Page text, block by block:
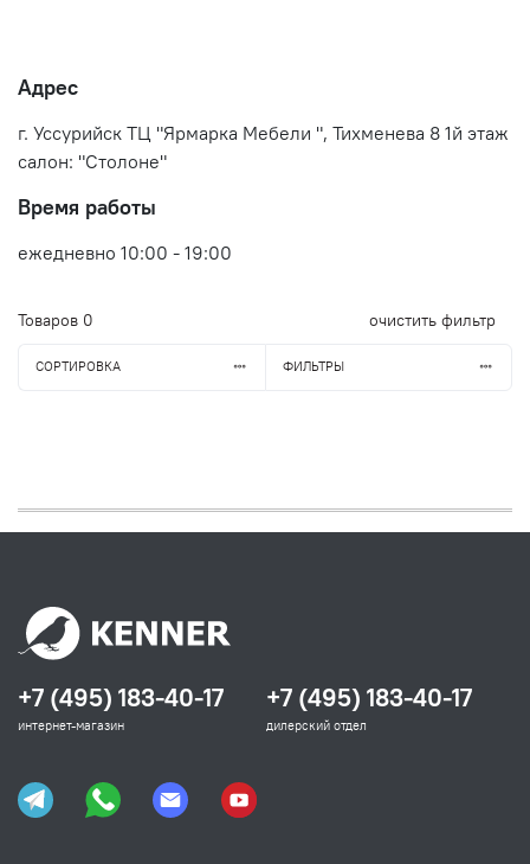
Адрес
г. Уссурийск ТЦ "Ярмарка Мебели ", Тихменева 8 1й этаж
салон: "Столоне"
Время работы
ежедневно 10:00 - 19:00
Товаров 0 очистить фильтр
СОРТИРОВКА ФИЛЬТРЫ
+7 (495) 183-40-17
интернет-магазин
+7 (495) 183-40-17
дилерский отдел